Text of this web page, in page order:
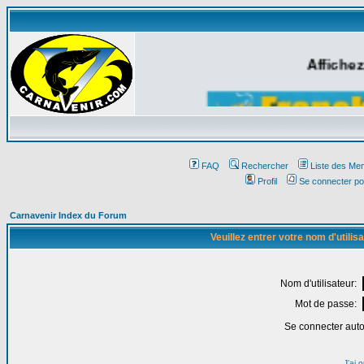
FAQ Rechercher
Liste des
Profil
Se connecter
Carnavenir Index du Forum
Veuillez entrer votre nom
Nom d'utilisateur:
Mot de passe:
Se connecter